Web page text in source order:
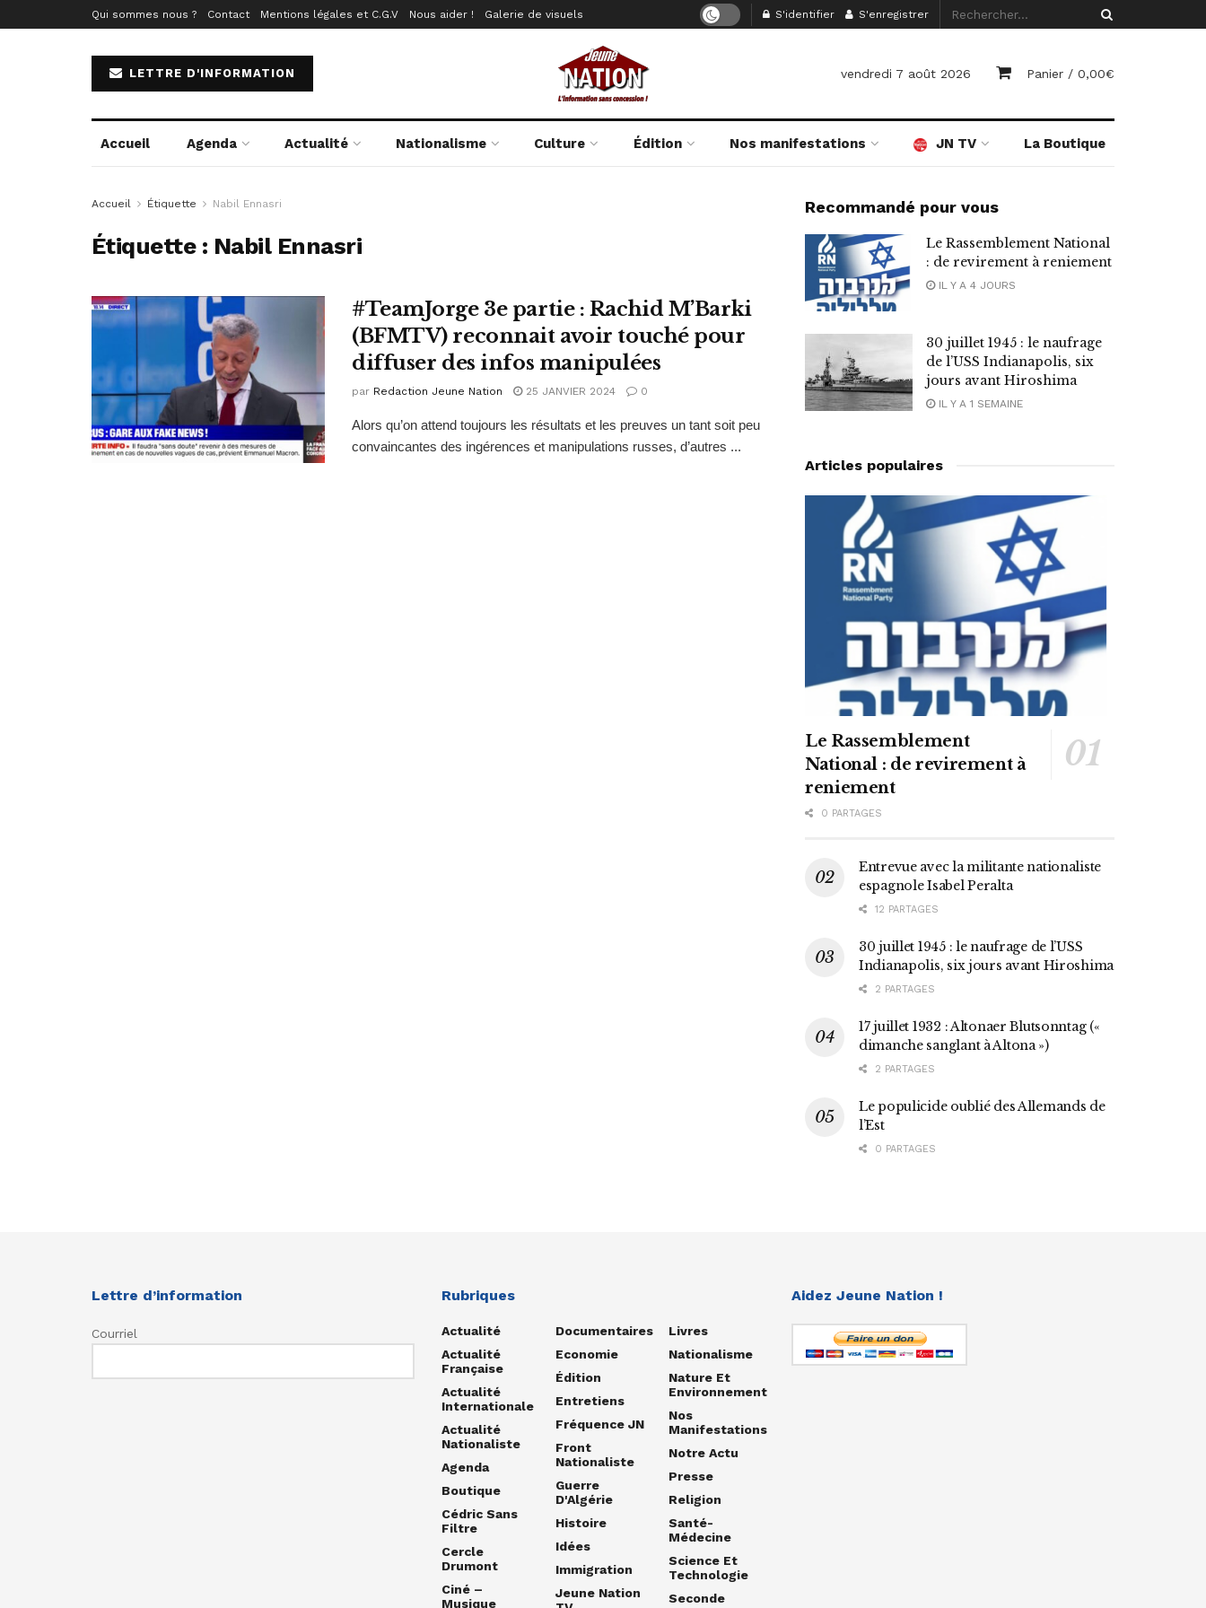
Qui sommes nous ? Contact Mentions légales et C.G.V Nous aider ! Galerie de visuels S'identifier S'enregistrer
LETTRE D'INFORMATION vendredi 7 août 2026 Panier / 0,00€
Accueil Agenda Actualité Nationalisme Culture Édition Nos manifestations JN TV La Boutique
Accueil Étiquette Nabil Ennasri
Étiquette : Nabil Ennasri
#TeamJorge 3e partie : Rachid M’Barki
(BFMTV) reconnait avoir touché pour
diffuser des infos manipulées
par Redaction Jeune Nation 25 JANVIER 2024 0
Alors qu’on attend toujours les résultats et les preuves un tant soit peu
convaincantes des ingérences et manipulations russes, d’autres ...
Recommandé pour vous
Le Rassemblement National
: de revirement à reniement
IL Y A 4 JOURS
30 juillet 1945 : le naufrage
de l’USS Indianapolis, six
jours avant Hiroshima
IL Y A 1 SEMAINE
Articles populaires
Le Rassemblement
National : de revirement à
reniement
0 PARTAGES
Entrevue avec la militante nationaliste
espagnole Isabel Peralta
12 PARTAGES
30 juillet 1945 : le naufrage de l’USS
Indianapolis, six jours avant Hiroshima
2 PARTAGES
17 juillet 1932 : Altonaer Blutsonntag («
dimanche sanglant à Altona »)
2 PARTAGES
Le populicide oublié des Allemands de
l’Est
0 PARTAGES
Lettre d’information
Courriel
Rubriques
Actualité
Actualité
Française
Actualité
Internationale
Actualité
Nationaliste
Agenda
Boutique
Cédric Sans
Filtre
Cercle
Drumont
Ciné –
Musique
Documentaires
Economie
Édition
Entretiens
Fréquence JN
Front
Nationaliste
Guerre
D'Algérie
Histoire
Idées
Immigration
Jeune Nation
Livres
Nationalisme
Nature Et
Environnement
Nos
Manifestations
Notre Actu
Presse
Religion
Santé-
Médecine
Science Et
Technologie
Seconde
Aidez Jeune Nation !